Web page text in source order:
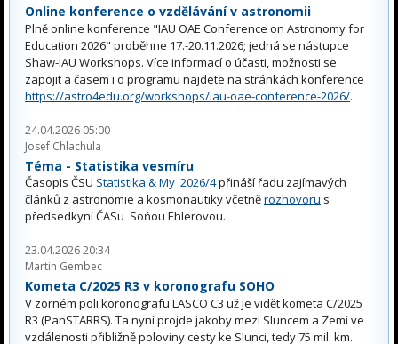
Online konference o vzdělávání v astronomii
Plně online konference "IAU OAE Conference on Astronomy for
Education 2026" proběhne 17.-20.11.2026; jedná se nástupce
Shaw-IAU Workshops. Více informací o účasti, možnosti se
zapojit a časem i o programu najdete na stránkách konference
https://astro4edu.org/workshops/iau-oae-conference-2026/.
24.04.2026 05:00
Josef Chlachula
Téma - Statistika vesmíru
Časopis ČSU Statistika & My 2026/4přináší řadu zajímavých
článků z astronomie a kosmonautiky včetněrozhovoru s
předsedkyní ČASu Soňou Ehlerovou.
23.04.2026 20:34
Martin Gembec
Kometa C/2025 R3 v koronografu SOHO
V zorném poli koronografu LASCO C3 už je vidět kometa C/2025
R3 (PanSTARRS). Ta nyní projde jakoby mezi Sluncem a Zemí ve
vzdálenosti přibližně poloviny cesty ke Slunci, tedy 75 mil. km.